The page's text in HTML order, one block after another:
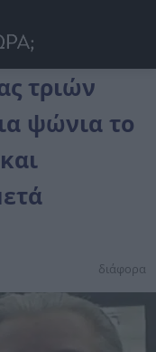
τριών
ψώνια το
διάφορα